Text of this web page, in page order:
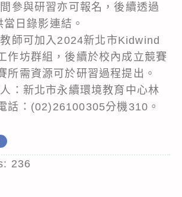
參與研習亦可報名，後續透過
日錄影連結。
師可加入2024新北市Kidwind
作坊群組，後續於校內成立競賽
所需資源可於研習過程提出。
：新北市永續環境教育中心林
話：(02)26100305分機310。
236